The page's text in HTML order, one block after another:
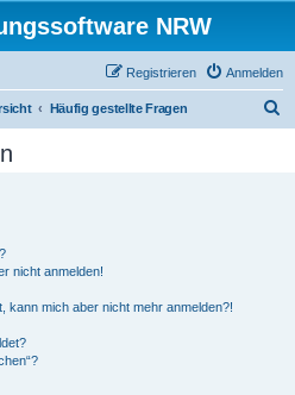
NRW
Anmelden
Registrieren
Häufig gestellte Fragen
nicht anmelden!
kann mich aber nicht mehr anmelden?!